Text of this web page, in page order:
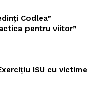
Codlea”
pentru viitor”
ISU cu victime